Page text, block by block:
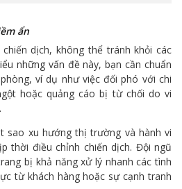
ẩn
dịch, không thể tránh khỏi các
những vấn đề này, bạn cần chuẩn
ví dụ như việc đối phó với chi
hoặc quảng cáo bị từ chối do vi
sao xu hướng thị trường và hành vi
thời điều chỉnh chiến dịch. Đội ngũ
bị khả năng xử lý nhanh các tình
từ khách hàng hoặc sự cạnh tranh